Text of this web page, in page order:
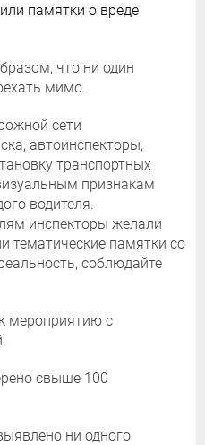
памятки о вреде
что ни один
мимо.
сети
автоинспекторы,
транспортных
признакам
водителя.
инспекторы желали
тематические памятки со
соблюдайте
мероприятию с
свыше 100
ни одного